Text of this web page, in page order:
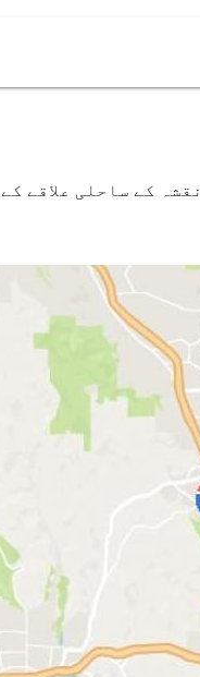
نقشہ کے ساحلی علاقے